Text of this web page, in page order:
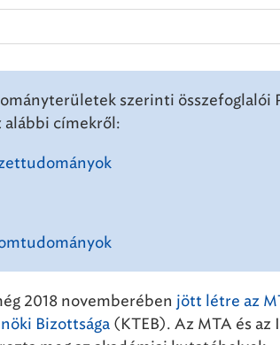
szerinti összefoglalói
címekről:
2018 novemberében jött létre az
Bizottsága (KTEB). Az MTA és az